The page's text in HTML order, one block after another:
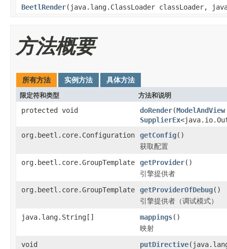
BeetlRender(java.lang.ClassLoader classLoader,
方法概要
所有方法 实例方法 具体方法
限定符和类型 方法和说明
protected void doRender(ModelAndView
SupplierEx
org.beetl.core.Configuration
getConfig()
获取配置
org.beetl.core.GroupTemplate
getProvider()
引擎提供者
org.beetl.core.GroupTemplate
getProviderOfDebug()
引擎提供者（调试模式）
java.lang.String[]
mappings()
映射
void
putDirective